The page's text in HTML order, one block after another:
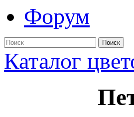
Форум
Поиск
Каталог